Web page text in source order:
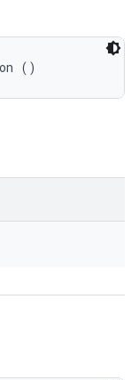
()